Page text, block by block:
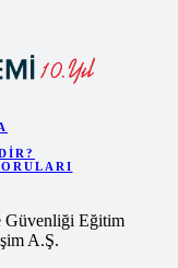
Güvenliği Eğitim
A.Ş.